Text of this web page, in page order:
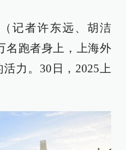
记者许东远、胡洁
名跑者身上，上海外
力。30日，2025上